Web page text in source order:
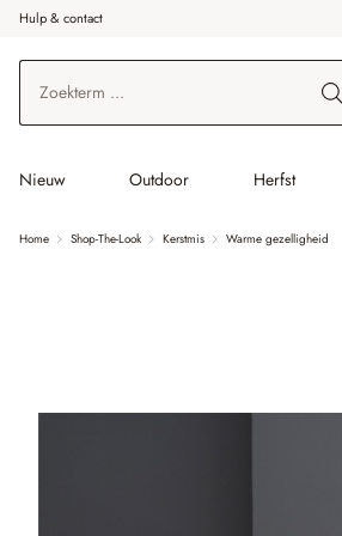
de hoofdinhoud
Ga naar zoeken
Ga naar de hoofdnavigatie
Hulp & contact
Nieuw Outdoor Herfst
Home Shop-The-Look Kerstmis Warme gezelligheid